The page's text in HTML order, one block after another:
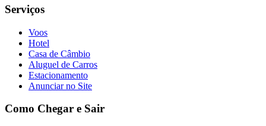
Serviços
Voos
Hotel
Casa de Câmbio
Aluguel de Carros
Estacionamento
Anunciar no Site
Como Chegar e Sair